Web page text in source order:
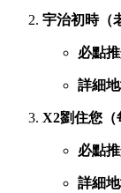
宇治初時（
必點推
詳細地
X2劉住您（
必點推
詳細地